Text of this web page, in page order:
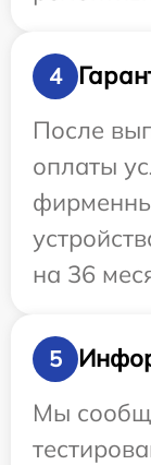
4
После
оплаты
на 36
5
Мы